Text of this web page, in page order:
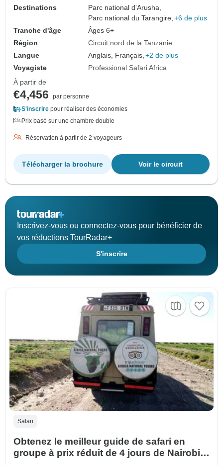
Destinations
Parc national d'Arusha,
Parc national du Tarangire, +6 de plus
Tranche d'âge
Âges 6+
Région
Circuit nord de la Tanzanie
Langue
Anglais, Français, +2 de plus
Voyagiste
Professional Safari Africa
À partir de
€4,456
par personne
S'inscrire pour réaliser des économies
Prix basé sur une chambre double
Réservation à partir de 2 voyageurs
Voir le circuit
Télécharger la brochure
Inscrivez-vous ou connectez-vous pour bénéficier de
vos réductions TourRadar+
S'inscrire
Safari
Obtenez le meilleur guide de safari en
groupe à prix réduit de 4 jours de Nairobi